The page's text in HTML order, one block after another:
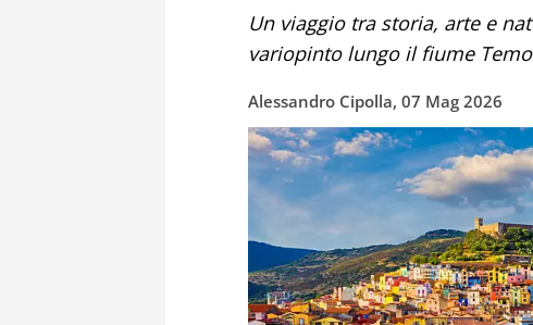
Un viaggio tra storia, arte e natura nell'affascinante borgo
variopinto lungo il fiume Temo
Alessandro Cipolla, 07 Mag 2026